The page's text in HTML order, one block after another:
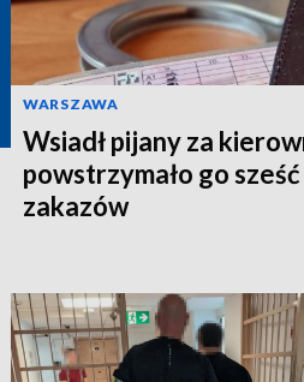
WARSZAWA
Wsiadł pijany za
powstrzymało go
zakazów